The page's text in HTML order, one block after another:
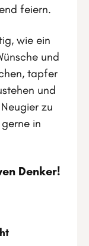
feiern.
wie ein
und
tapfer
und
zu
in
Denker!